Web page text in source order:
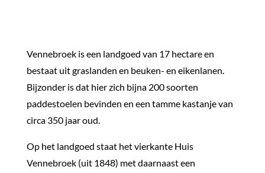
Vennebroek is een landgoed van 17 hectare en
bestaat uit graslanden en beuken- en eikenlanen.
Bijzonder is dat hier zich bijna 200 soorten
paddestoelen bevinden en een tamme kastanje van
circa 350 jaar oud.
Op het landgoed staat het vierkante Huis
Vennebroek (uit 1848) met daarnaast een